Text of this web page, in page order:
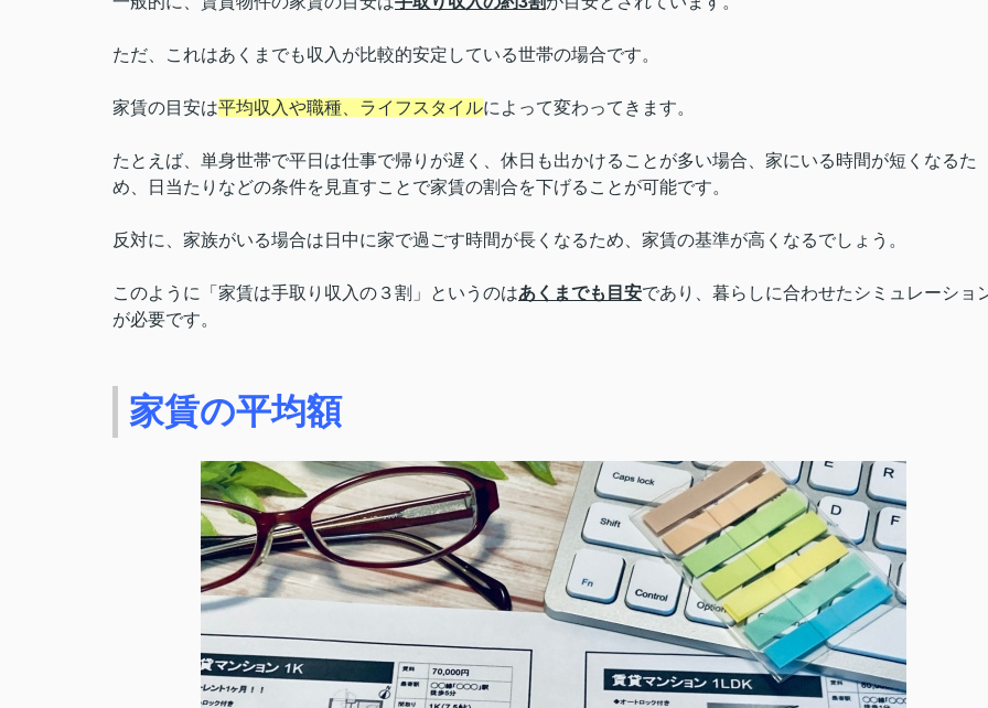
ただ、これはあくまでも収入が比較的安定している世帯の場合です。
家賃の目安は平均収入や職種、ライフスタイルによって変わってきます。
たとえば、単身世帯で平日は仕事で帰りが遅く、休日も出かけることが多い場合、家にいる時間が短くなるた
め、日当たりなどの条件を見直すことで家賃の割合を下げることが可能です。
反対に、家族がいる場合は日中に家で過ごす時間が長くなるため、家賃の基準が高くなるでしょう。
このように「家賃は手取り収入の３割」というのはあくまでも目安であり、暮らしに合わせたシミュレーショ
が必要です。
家賃の平均額